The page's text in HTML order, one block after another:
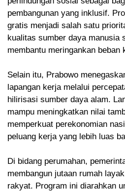
pembangunan yang inklusif.
gratis menjadi salah satu
kualitas sumber daya manusia
membantu meringankan beban
Selain itu, Prabowo
lapangan kerja melalui
hilirisasi sumber daya alam.
mampu meningkatkan nilai
memperkuat perekonomian
peluang kerja yang lebih luas
Di bidang perumahan,
membangun jutaan rumah
rakyat. Program ini diarahkan